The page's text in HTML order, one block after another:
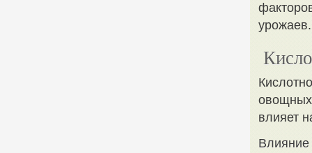
урожаев.
овощных
влияет
Влияние